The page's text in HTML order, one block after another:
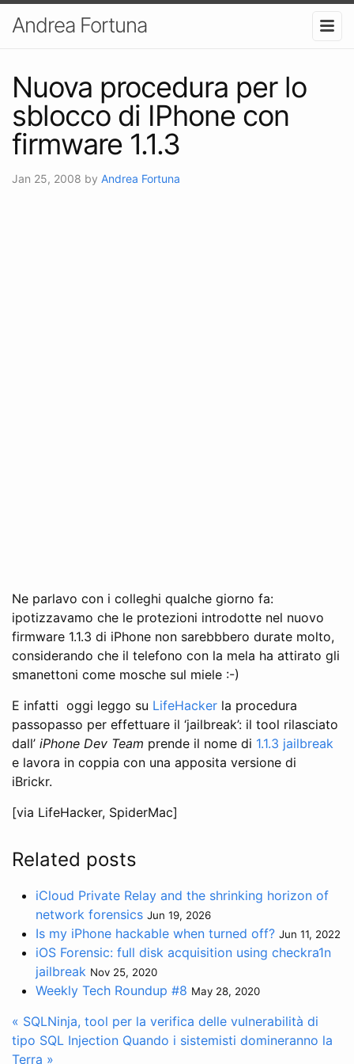
Andrea Fortuna
Nuova procedura per lo
sblocco di IPhone con
firmware 1.1.3
Jan 25, 2008 by Andrea Fortuna
Ne parlavo con i colleghi qualche giorno fa:
ipotizzavamo che le protezioni introdotte nel nuovo
firmware 1.1.3 di iPhone non sarebbbero durate molto,
considerando che il telefono con la mela ha attirato gli
smanettoni come mosche sul miele :-)
E infatti oggi leggo su LifeHacker la procedura
passopasso per effettuare il ‘jailbreak’: il tool rilasciato
dall’ iPhone Dev Team prende il nome di 1.1.3 jailbreak
e lavora in coppia con una apposita versione di
iBrickr.
[via LifeHacker, SpiderMac]
Related posts
iCloud Private Relay and the shrinking horizon of
network forensics Jun 19, 2026
Is my iPhone hackable when turned off? Jun 11, 2022
iOS Forensic: full disk acquisition using checkra1n
jailbreak Nov 25, 2020
Weekly Tech Roundup #8 May 28, 2020
« SQLNinja, tool per la verifica delle vulnerabilità di
tipo SQL Injection Quando i sistemisti domineranno la
Terra »